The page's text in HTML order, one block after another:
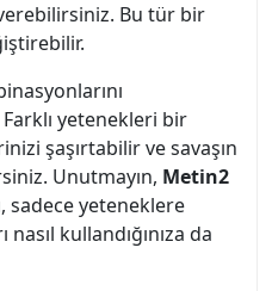
Bu tür bir
yetenekleri bir
şaşırtabilir ve savaşın
Unutmayın, Metin2
sadece yeteneklere
kullandığınıza da